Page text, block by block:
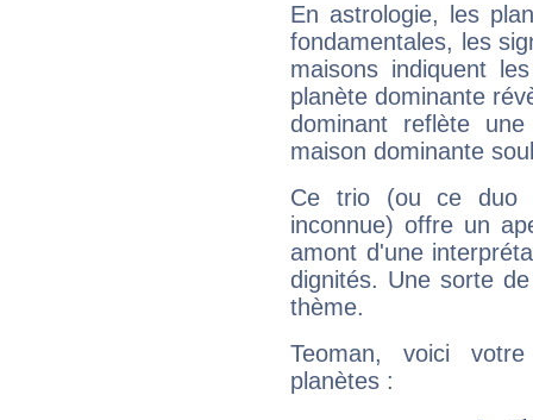
En astrologie, les
fondamentales, les
maisons indiquent
planète dominante
dominant reflète
maison dominante
Ce trio (ou ce duo
inconnue) offre un
amont d'une
dignités. Une sorte
thème.
Teoman, voici
planètes :